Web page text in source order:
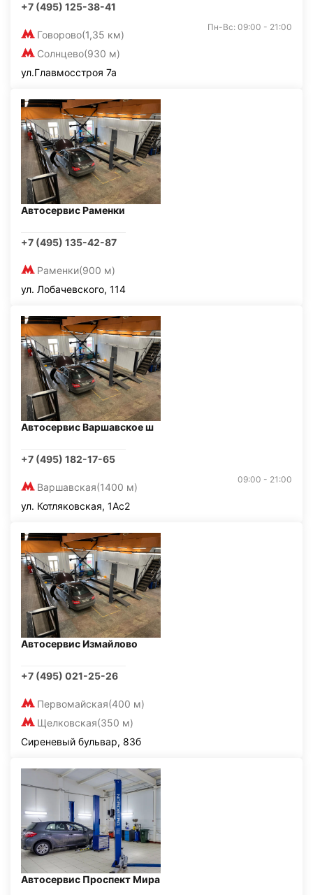
+7 (495) 125-38-41
Говорово(1,35 км)
Солнцево(930 м)
Пн-Вс: 09:00 - 21:00
ул.Главмосстроя 7а
Автосервис Раменки
+7 (495) 135-42-87
Раменки(900 м)
ул. Лобачевского, 114
Автосервис Варшавское ш
+7 (495) 182-17-65
Варшавская(1400 м)
09:00 - 21:00
ул. Котляковская, 1Ас2
Автосервис Измайлово
+7 (495) 021-25-26
Первомайская(400 м)
Щелковская(350 м)
Сиреневый бульвар, 83б
Автосервис Проспект Мира